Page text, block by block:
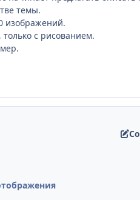
темы.
изображений.
с рисованием.